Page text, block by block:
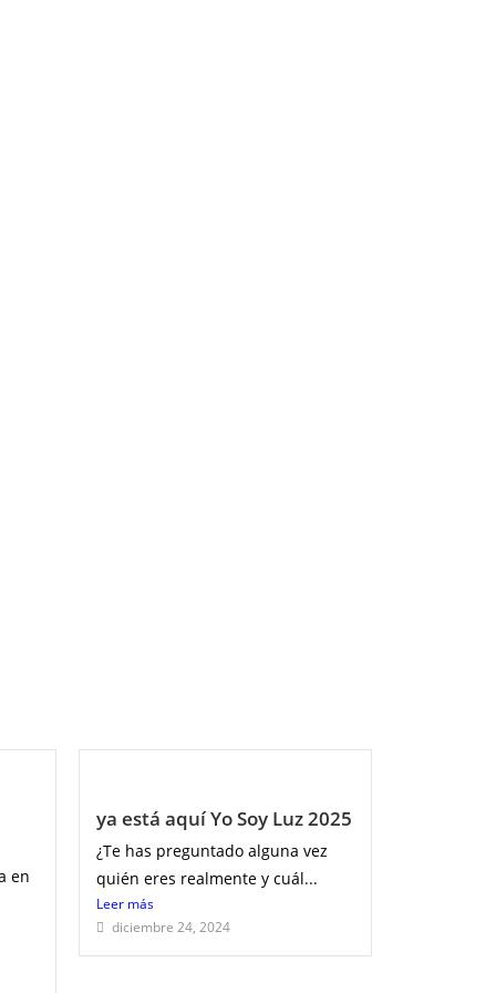
en
ya está aquí Yo Soy Luz 2025
¿Te has preguntado alguna vez
quién eres realmente y cuál...
Leer más
diciembre 24, 2024